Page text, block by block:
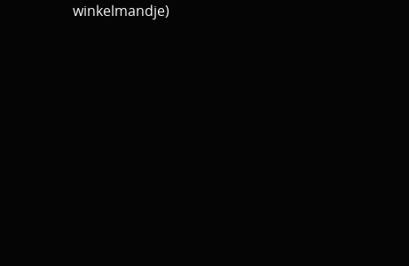
winkelmandje)